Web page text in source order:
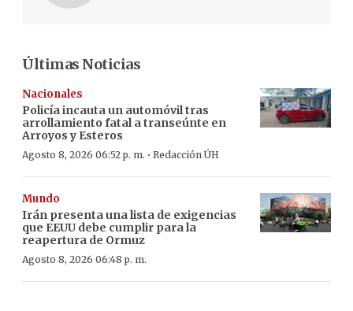
Últimas Noticias
Nacionales
Policía incauta un automóvil tras
arrollamiento fatal a transeúnte en
Arroyos y Esteros
Agosto 8, 2026 06:52 p. m. · Redacción ÚH
Mundo
Irán presenta una lista de exigencias
que EEUU debe cumplir para la
reapertura de Ormuz
Agosto 8, 2026 06:48 p. m.